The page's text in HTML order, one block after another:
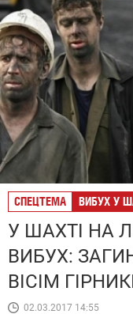
СПЕЦТЕМА ВИБУХ У
У ШАХТІ НА
ВИБУХ:
ВІСІМ
02.03.2017 14:55